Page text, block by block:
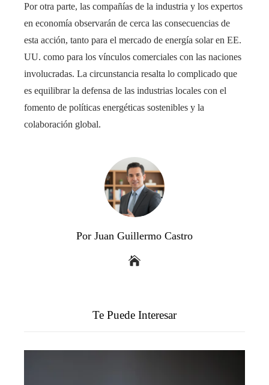
Por otra parte, las compañías de la industria y los expertos
en economía observarán de cerca las consecuencias de
esta acción, tanto para el mercado de energía solar en EE.
UU. como para los vínculos comerciales con las naciones
involucradas. La circunstancia resalta lo complicado que
es equilibrar la defensa de las industrias locales con el
fomento de políticas energéticas sostenibles y la
colaboración global.
Por Juan Guillermo Castro
Te Puede Interesar